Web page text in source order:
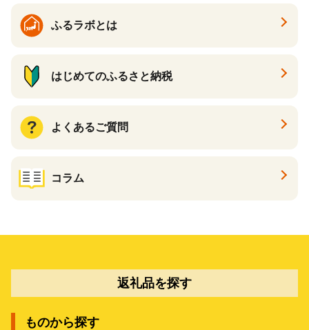
ふるラボとは
はじめてのふるさと納税
よくあるご質問
コラム
返礼品を探す
ものから探す